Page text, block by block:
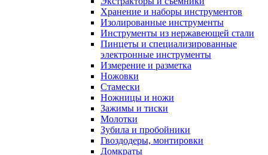
Хранение и наборы инструментов
Изолированные инструменты
Инструменты из нержавеющей стали
Пинцеты и специализированные
электронные инструменты
Измерение и разметка
Ножовки
Стамески
Ножницы и ножи
Зажимы и тиски
Молотки
Зубила и пробойники
Гвоздодеры, монтировки
Домкраты